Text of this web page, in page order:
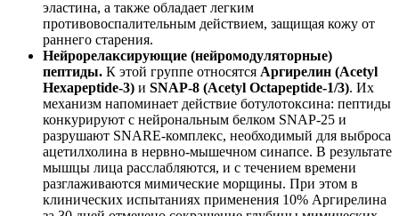
эластина, а также обладает легким
противовоспалительным действием, защищая кожу от
раннего старения.
Нейрорелаксирующие (нейромодуляторные)
пептиды. К этой группе относятся Аргирелин (Acetyl
Hexapeptide-3) и SNAP-8 (Acetyl Octapeptide-1/3). Их
механизм напоминает действие ботулотоксина: пептиды
конкурируют с нейрональным белком SNAP-25 и
разрушают SNARE-комплекс, необходимый для выброса
ацетилхолина в нервно-мышечном синапсе. В результате
мышцы лица расслабляются, и с течением времени
разглаживаются мимические морщины. При этом в
клинических испытаниях применения 10% Аргирелина